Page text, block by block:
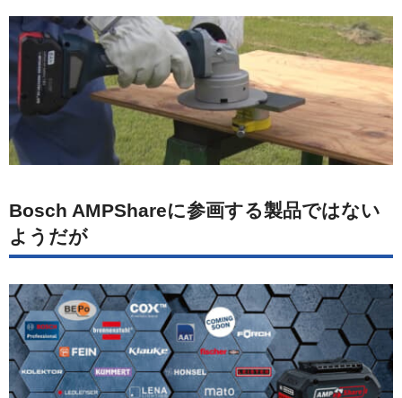
Bosch AMPShareに参画する製品ではない
ようだが